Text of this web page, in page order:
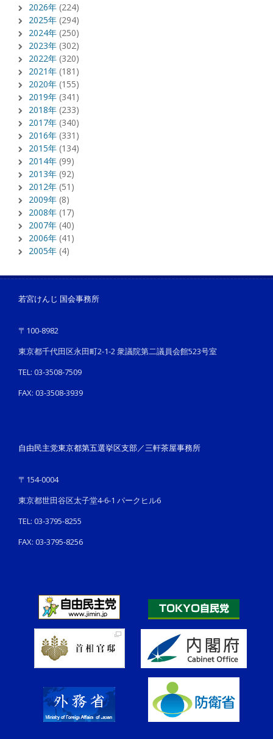
2026年 (224)
2025年 (294)
2024年 (250)
2023年 (302)
2022年 (320)
2021年 (181)
2020年 (155)
2019年 (341)
2018年 (233)
2017年 (340)
2016年 (331)
2015年 (134)
2014年 (99)
2013年 (92)
2012年 (51)
2009年 (8)
2008年 (17)
2007年 (40)
2006年 (41)
2005年 (4)
若宮けんじ 国会事務所
〒100-8982
東京都千代田区永田町2-1-2 衆議院第二議員会館523号室
TEL: 03-3508-7509
FAX: 03-3508-3939
自由民主党東京都第五選挙区支部／三軒茶屋事務所
〒154-0004
東京都世田谷区太子堂4-6-1 パークヒル6
TEL: 03-3795-8255
FAX: 03-3795-8256